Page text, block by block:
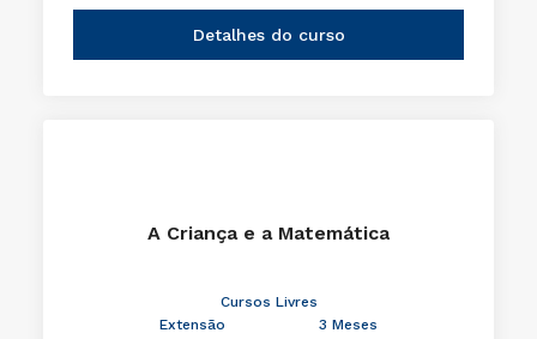
Detalhes do curso
A Criança e a Matemática
Cursos Livres
Extensão
3 Meses